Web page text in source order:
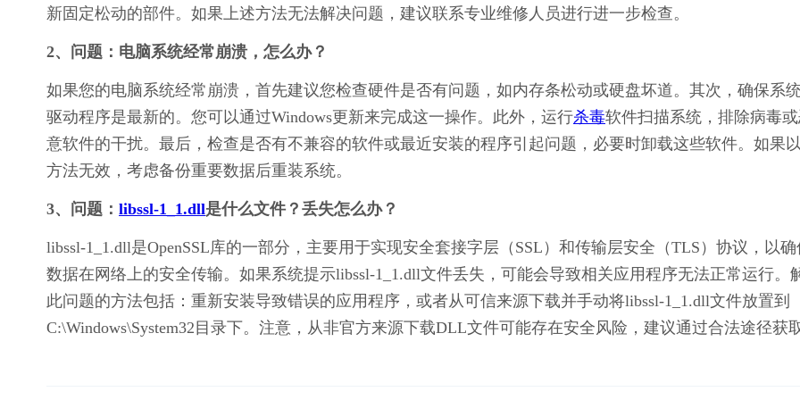
新固定松动的部件。如果上述方法无法解决问题，建议联系专业维修人员进行进一步检查。
2、问题：电脑系统经常崩溃，怎么办？
如果您的电脑系统经常崩溃，首先建议您检查硬件是否有问题，如内存条松动或硬盘坏道。其次，确保系
驱动程序是最新的。您可以通过Windows更新来完成这一操作。此外，运行杀毒软件扫描系统，排除病毒
意软件的干扰。最后，检查是否有不兼容的软件或最近安装的程序引起问题，必要时卸载这些软件。如果
方法无效，考虑备份重要数据后重装系统。
3、问题： libssl-1_1.dll是什么文件？丢失怎么办？
libssl-1_1.dll是OpenSSL库的一部分，主要用于实现安全套接字层（SSL）和传输层安全（TLS）协议，以确
数据在网络上的安全传输。如果系统提示libssl-1_1.dll文件丢失，可能会导致相关应用程序无法正常运行。
此问题的方法包括：重新安装导致错误的应用程序，或者从可信来源下载并手动将libssl-1_1.dll文件放置到
C:\Windows\System32目录下。注意，从非官方来源下载DLL文件可能存在安全风险，建议通过合法途径获取